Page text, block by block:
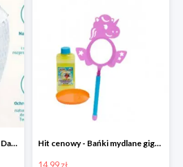
Hit cenowy - Pieluchomajtki Dada Pants Hit cenowy - Bańki mydlane gigant lub płyn uzupełniający
14.99 zł